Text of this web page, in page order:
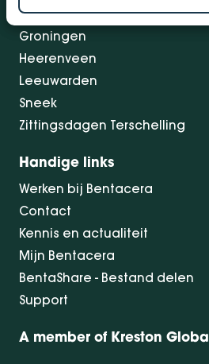
Drachten
Groningen
Heerenveen
Leeuwarden
Sneek
Zittingsdagen Terschelling
Handige links
Werken bij Bentacera
Contact
Kennis en actualiteit
Mijn Bentacera
BentaShare - Bestand delen
Support
A member of Kreston Global